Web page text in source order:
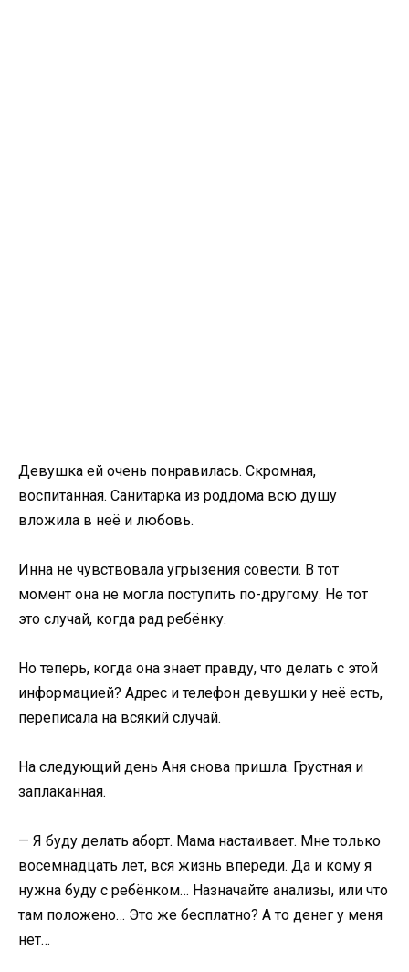
Девушка ей очень понравилась. Скромная,
воспитанная. Санитарка из роддома всю душу
вложила в неё и любовь.
Инна не чувствовала угрызения совести. В тот
момент она не могла поступить по-другому. Не тот
это случай, когда рад ребёнку.
Но теперь, когда она знает правду, что делать с этой
информацией? Адрес и телефон девушки у неё есть,
переписала на всякий случай.
На следующий день Аня снова пришла. Грустная и
заплаканная.
— Я буду делать аборт. Мама настаивает. Мне только
восемнадцать лет, вся жизнь впереди. Да и кому я
нужна буду с ребёнком… Назначайте анализы, или что
там положено… Это же бесплатно? А то денег у меня
нет…